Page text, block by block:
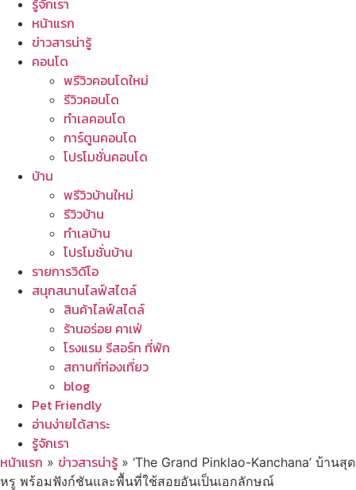
หน้าแรก
ข่าวสารน่ารู้
คอนโด
พรีวิวคอนโดใหม่
รีวิวคอนโด
ทำเลคอนโด
การ์ตูนคอนโด
โปรโมชั่นคอนโด
บ้าน
พรีวิวบ้านใหม่
รีวิวบ้าน
ทำเลบ้าน
โปรโมชั่นบ้าน
รายการวิดีโอ
สนุกสนานไลฟ์สไตล์
สินค้าไลฟ์สไตล์
ร้านอร่อย คาเฟ่
โรงแรม รีสอร์ท ที่พัก
สถานที่ท่องเที่ยว
blog
Pet Friendly
อ่านง่ายได้สาระ
รู้จักเรา
หน้าแรก » ข่าวสารน่ารู้ » ‘The Grand Pinklao-Kanchana’ บ้านสุด
หรู พร้อมฟังก์ชันและพื้นที่ใช้สอยอันเป็นเอกลักษณ์